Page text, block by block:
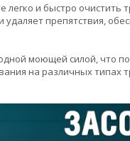
и быстро очистить
препятствия,
моющей силой, что
на различных типах